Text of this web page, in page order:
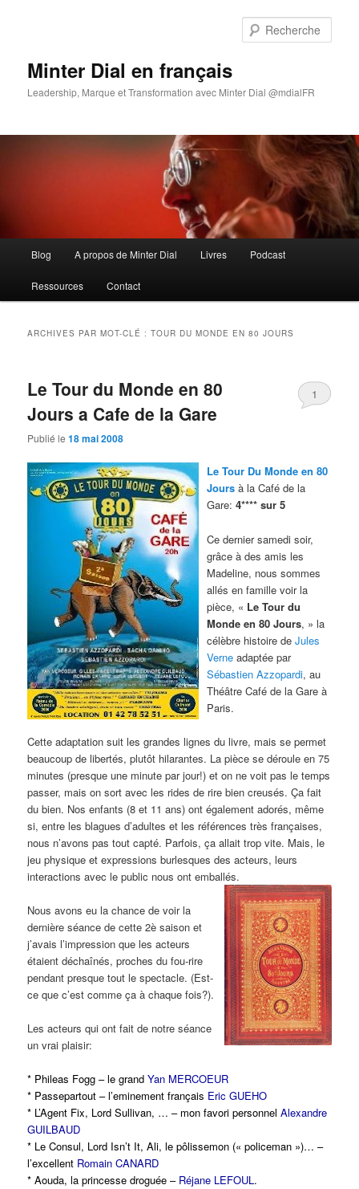
Minter Dial en français
Leadership, Marque et Transformation avec Minter Dial @mdialFR
principal
Blog A propos de Minter Dial Livres Podcast
Ressources Contact
ARCHIVES PAR MOT-CLÉ :TOUR DU MONDE EN 80 JOURS
Le Tour du Monde en 80
Jours a Cafe de la Gare
Publié le18 mai 2008
1
Le Tour Du Monde en 80
Jours à la Café de la
Gare:4**** sur 5
Ce dernier samedi soir,
grâce à des amis les
Madeline, nous sommes
allés en famille voir la
pièce, « Le Tour du
Monde en 80 Jours, » la
célèbre histoire deJules
Verne adaptée par
Sébastien Azzopardi, au
Théâtre Café de la Gare à
Paris.
Cette adaptation suit les grandes lignes du livre, mais se permet
beaucoup de libertés, plutôt hilarantes. La pièce se déroule en 75
minutes (presque une minute par jour!) et on ne voit pas le temps
passer, mais on sort avec les rides de rire bien creusés. Ça fait
du bien. Nos enfants (8 et 11 ans) ont également adorés, même
si, entre les blagues d’adultes et les références très françaises,
nous n’avons pas tout capté. Parfois, ça allait trop vite. Mais, le
jeu physique et expressions burlesques des acteurs, leurs
interactions avec le public nous ont emballés.
Nous avons eu la chance de voir la
dernière séance de cette 2è saison et
j’avais l’impression que les acteurs
étaient déchaînés, proches du fou-rire
pendant presque tout le spectacle. (Est-
ce que c’est comme ça à chaque fois?).
Les acteurs qui ont fait de notre séance
un vrai plaisir:
* Phileas Fogg – le grandYan MERCOEUR
* Passepartout – l’eminement français Eric GUEHO
* L’Agent Fix, Lord Sullivan, … – mon favori personnelAlexandre
GUILBAUD
* Le Consul, Lord Isn’t It, Ali, le pôlissemon (« policeman »)… –
l’excellent Romain CANARD
*Aouda, la princesse droguée – Réjane LEFOUL.